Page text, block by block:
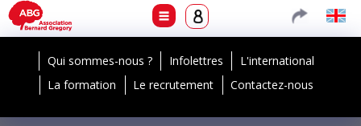
Qui sommes-nous ? Infolettres
L'international
La formation
Le recrutement Contactez-nous